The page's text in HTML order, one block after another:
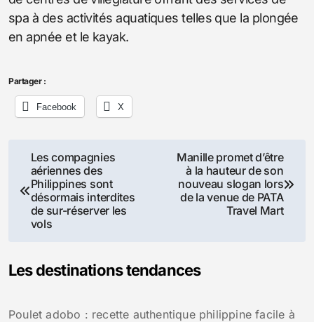
spa à des activités aquatiques telles que la plongée
en apnée et le kayak.
Partager :
Facebook X
Navigation
de
l’article
Les compagnies
aériennes des
Philippines sont
désormais interdites
de sur-réserver les
vols
Manille promet d’être
à la hauteur de son
nouveau slogan lors
de la venue de PATA
Travel Mart
Les destinations tendances
Poulet adobo : recette authentique philippine facile à